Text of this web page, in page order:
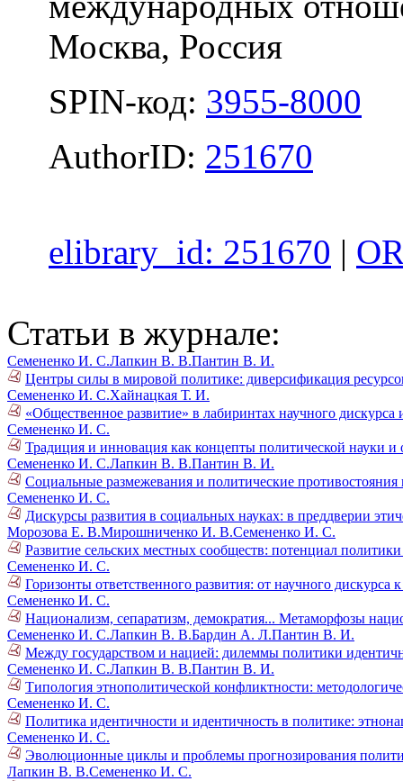
Москва, Россия
SPIN-код: 3955-8000
AuthorID: 251670
elibrary_id: 251670 |
Статьи в журнале:
Семененко И. С.Лапкин В. В.Пантин В. И.
Центры силы в мировой политике: диверсификация
Семененко И. С.Хайнацкая Т. И.
«Общественное развитие» в лабиринтах научного
Семененко И. С.
Традиция и инновация как концепты политической науки
Семененко И. С.Лапкин В. В.Пантин В. И.
Социальные размежевания и политические
Семененко И. С.
Дискурсы развития в социальных науках: в преддверии
Морозова Е. В.Мирошниченко И. В.Семененко И. С.
Развитие сельских местных сообществ: потенциал
Семененко И. С.
Горизонты ответственного развития: от научного
Семененко И. С.
Национализм, сепаратизм, демократия... Метаморфозы
Семененко И. С.Лапкин В. В.Бардин А. Л.Пантин В. И.
Между государством и нацией: дилеммы политики
Семененко И. С.Лапкин В. В.Пантин В. И.
Типология этнополитической конфликтности:
Семененко И. С.
Политика идентичности и идентичность в политике:
Семененко И. С.
Эволюционные циклы и проблемы прогнозирования
Лапкин В. В.Семененко И. С.